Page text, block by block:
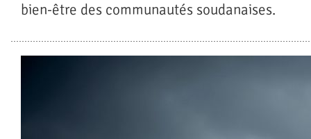
bien-être des communautés soudanaises.